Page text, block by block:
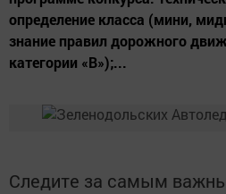
определение класса (мини,
знание правил дорожного
категории «В»);...
Следите за самым